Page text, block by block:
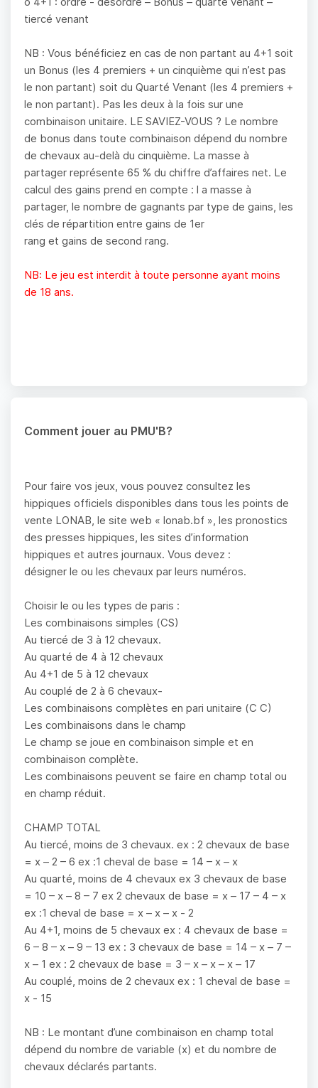
tiercé venant
NB : Vous bénéficiez en cas de non partant au 4+1 soit
un Bonus (les 4 premiers + un cinquième qui n’est pas
le non partant) soit du Quarté Venant (les 4 premiers +
le non partant). Pas les deux à la fois sur une
combinaison unitaire. LE SAVIEZ-VOUS ? Le nombre
de bonus dans toute combinaison dépend du nombre
de chevaux au-delà du cinquième. La masse à
partager représente 65 % du chiffre d’affaires net. Le
calcul des gains prend en compte : l a masse à
partager, le nombre de gagnants par type de gains, les
clés de répartition entre gains de 1er
rang et gains de second rang.
NB: Le jeu est interdit à toute personne ayant moins
de 18 ans.
Comment jouer au PMU'B?
Pour faire vos jeux, vous pouvez consultez les
hippiques officiels disponibles dans tous les points de
vente LONAB, le site web « lonab.bf », les pronostics
des presses hippiques, les sites d’information
hippiques et autres journaux. Vous devez :
désigner le ou les chevaux par leurs numéros.
Choisir le ou les types de paris :
Les combinaisons simples (CS)
Au tiercé de 3 à 12 chevaux.
Au quarté de 4 à 12 chevaux
Au 4+1 de 5 à 12 chevaux
Au couplé de 2 à 6 chevaux-
Les combinaisons complètes en pari unitaire (C C)
Les combinaisons dans le champ
Le champ se joue en combinaison simple et en
combinaison complète.
Les combinaisons peuvent se faire en champ total ou
en champ réduit.
CHAMP TOTAL
Au tiercé, moins de 3 chevaux. ex : 2 chevaux de base
= x – 2 – 6 ex :1 cheval de base = 14 – x – x
Au quarté, moins de 4 chevaux ex 3 chevaux de base
= 10 – x – 8 – 7 ex 2 chevaux de base = x – 17 – 4 – x
ex :1 cheval de base = x – x – x - 2
Au 4+1, moins de 5 chevaux ex : 4 chevaux de base =
6 – 8 – x – 9 – 13 ex : 3 chevaux de base = 14 – x – 7 –
x – 1 ex : 2 chevaux de base = 3 – x – x – x – 17
Au couplé, moins de 2 chevaux ex : 1 cheval de base =
x - 15
NB : Le montant d’une combinaison en champ total
dépend du nombre de variable (x) et du nombre de
chevaux déclarés partants.